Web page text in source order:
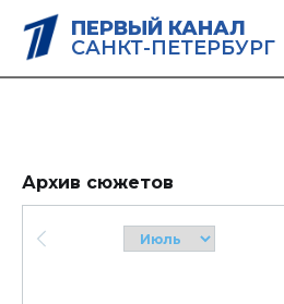
ПЕРВЫЙ КАНАЛ
САНКТ-ПЕТЕРБУРГ
Архив сюжетов